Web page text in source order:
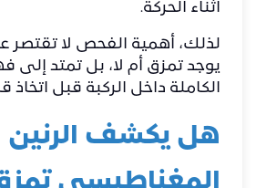
أثناء الحركة.
لذلك، أهمية الفحص لا
يوجد تمزق أم لا، بل تمتد إلى
الكاملة داخل الركبة قبل اتخاذ
هل يكشف الرنين
المغناطيسي